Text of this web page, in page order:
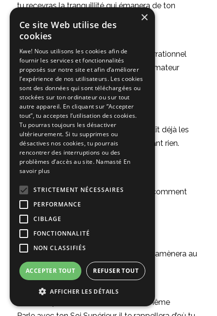
tu recevras la tranquillité qui émanera de ton
Quand tu es prise dans l’attachement irrationnel
Parles-en au Feu, notre maître transformateur
d’état d’esprit.
Quand tu te sens bloquée
Parles-en à notre soeur Eau, elle connaît déjà les
mouvements, le flux et ne s’arrête devant rien.
Parle à notre terre mère Gaïa, elle sait comment
raviver l’essence de la vie.
Quand tes pensées ne s’arrêtent pas
Porte attention à ta respiration, elle te ramènera au
moment présent.
Quand tu perdras ta connexion à toi même
×
Ce site Web utilise des
cookies
Kwe! Nous utilisons les cookies afin de
fournir les services et fonctionnalités
proposés sur notre site et afin d’améliorer
l’expérience de nos utilisateurs. Les cookies
sont des données qui sont téléchargées ou
stockées sur ton ordinateur ou sur tout
autre appareil. En cliquant sur ”Accepter
tout”, tu acceptes l’utilisation des cookies.
Tu pourras toujours les désactiver
ultérieurement. Si tu supprimes ou
désactives nos cookies, tu pourrais
rencontrer des interruptions ou des
problèmes d’accès au site. Namasté En
savoir plus
STRICTEMENT NÉCESSAIRES
PERFORMANCE
CIBLAGE
FONCTIONNALITÉ
NON CLASSIFIÉS
ACCEPTER TOUT REFUSER TOUT
AFFICHER LES DÉTAILS